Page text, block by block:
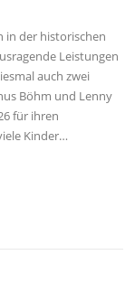
in der historischen
Leistungen
auch zwei
Böhm und Lenny
für ihren
Kinder…